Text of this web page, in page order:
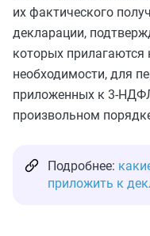
их фактического
декларации,
которых прилагаются
необходимости, для
приложенных к 3-
произвольном
Подробнее:
приложить к